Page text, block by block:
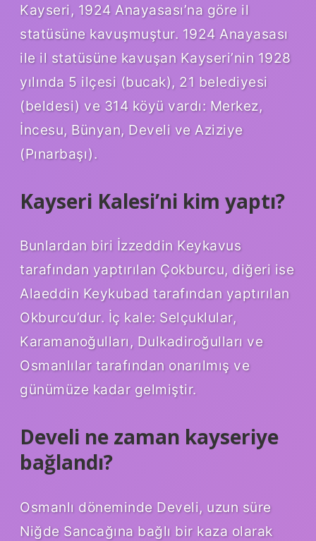
Kayseri, 1924 Anayasası’na göre il
statüsüne kavuşmuştur. 1924 Anayasası
ile il statüsüne kavuşan Kayseri’nin 1928
yılında 5 ilçesi (bucak), 21 belediyesi
(beldesi) ve 314 köyü vardı: Merkez,
İncesu, Bünyan, Develi ve Aziziye
(Pınarbaşı).
Kayseri Kalesi’ni kim yaptı?
Bunlardan biri İzzeddin Keykavus
tarafından yaptırılan Çokburcu, diğeri ise
Alaeddin Keykubad tarafından yaptırılan
Okburcu’dur. İç kale: Selçuklular,
Karamanoğulları, Dulkadiroğulları ve
Osmanlılar tarafından onarılmış ve
günümüze kadar gelmiştir.
Develi ne zaman kayseriye
bağlandı?
Osmanlı döneminde Develi, uzun süre
Niğde Sancağına bağlı bir kaza olarak